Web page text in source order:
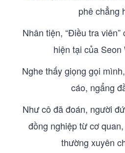
phê chẳng
Nhân tiện, “Điều tra
hiện tại của Seon
Nghe thấy giọng gọi
cáo, ngẩng
Như cô đã đoán, người
đồng nghiệp từ cơ
thường xuyên